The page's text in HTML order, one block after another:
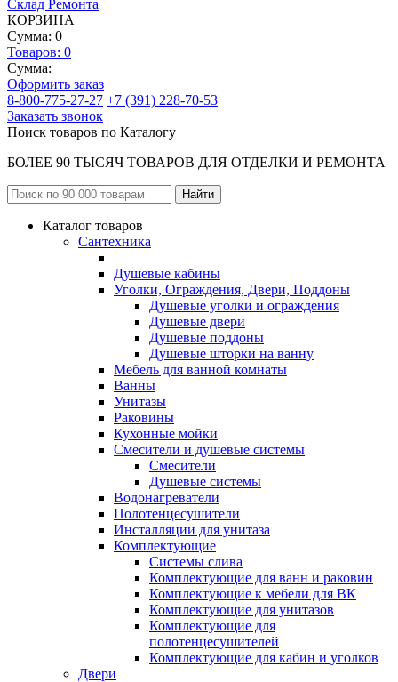
КОРЗИНА
Сумма: 0
Товаров: 0
Сумма:
Оформить заказ
8-800-775-27-27 +7 (391) 228-70-53
Заказать звонок
Поиск товаров по Каталогу
БОЛЕЕ 90 ТЫСЯЧ ТОВАРОВ ДЛЯ ОТДЕЛКИ И РЕМОНТА
Каталог товаров
Сантехника
Душевые кабины
Уголки, Ограждения, Двери, Поддоны
Душевые уголки и ограждения
Душевые двери
Душевые поддоны
Душевые шторки на ванну
Мебель для ванной комнаты
Ванны
Унитазы
Раковины
Кухонные мойки
Смесители и душевые системы
Смесители
Душевые системы
Водонагреватели
Полотенцесушители
Инсталляции для унитаза
Комплектующие
Системы слива
Комплектующие для ванн и раковин
Комплектующие к мебели для ВК
Комплектующие для унитазов
Комплектующие для
полотенцесушителей
Комплектующие для кабин и уголков
Двери